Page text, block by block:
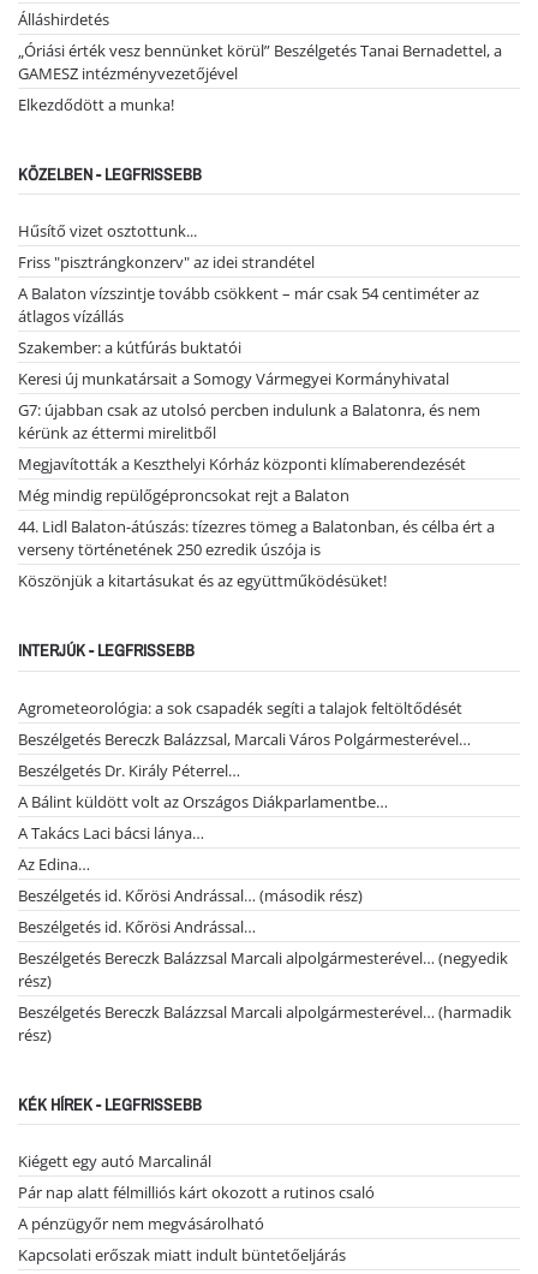
Álláshirdetés
„Óriási érték vesz bennünket körül” Beszélgetés Tanai Bernadettel, a
GAMESZ intézményvezetőjével
Elkezdődött a munka!
KÖZELBEN - LEGFRISSEBB
Hűsítő vizet osztottunk...
Friss "pisztrángkonzerv" az idei strandétel
A Balaton vízszintje tovább csökkent – már csak 54 centiméter az
átlagos vízállás
Szakember: a kútfúrás buktatói
Keresi új munkatársait a Somogy Vármegyei Kormányhivatal
G7: újabban csak az utolsó percben indulunk a Balatonra, és nem
kérünk az éttermi mirelitből
Megjavították a Keszthelyi Kórház központi klímaberendezését
Még mindig repülőgéproncsokat rejt a Balaton
44. Lidl Balaton-átúszás: tízezres tömeg a Balatonban, és célba ért a
verseny történetének 250 ezredik úszója is
Köszönjük a kitartásukat és az együttműködésüket!
INTERJÚK - LEGFRISSEBB
Agrometeorológia: a sok csapadék segíti a talajok feltöltődését
Beszélgetés Bereczk Balázzsal, Marcali Város Polgármesterével…
Beszélgetés Dr. Király Péterrel…
A Bálint küldött volt az Országos Diákparlamentbe…
A Takács Laci bácsi lánya…
Az Edina…
Beszélgetés id. Kőrösi Andrással… (második rész)
Beszélgetés id. Kőrösi Andrással…
Beszélgetés Bereczk Balázzsal Marcali alpolgármesterével… (negyedik
rész)
Beszélgetés Bereczk Balázzsal Marcali alpolgármesterével… (harmadik
rész)
KÉK HÍREK - LEGFRISSEBB
Kiégett egy autó Marcalinál
Pár nap alatt félmilliós kárt okozott a rutinos csaló
A pénzügyőr nem megvásárolható
Kapcsolati erőszak miatt indult büntetőeljárás